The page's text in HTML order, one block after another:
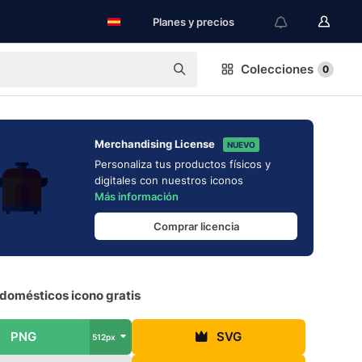
Planes y precios
Colecciones 0
Merchandising License NUEVO
Personaliza tus productos físicos y
digitales con nuestros iconos
Más información
Comprar licencia
icono gratis
PNG 512px SVG